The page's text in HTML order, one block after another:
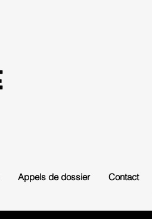
Appels de dossier Contact